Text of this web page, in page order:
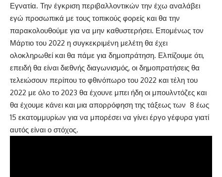
Εγνατία. Την έγκριση περιβαλλοντικών την έχω αναλάβει
εγώ προσωπικά με τους τοπικούς φορείς και θα την
παρακολουθούμε για να μην καθυστερήσει. Επομένως τον
Μάρτιο του 2022 η συγκεκριμένη μελέτη θα έχει
ολοκληρωθεί και θα πάμε για δημοπράτηση. Ελπίζουμε ότι,
επειδή θα είναι διεθνής διαγωνισμός, οι δημοπρατήσεις θα
τελειώσουν περίπου το φθινόπωρο του 2022 και τέλη του
2022 με όλο το 2023 θα έχουνε μπει ήδη οι μπουλντόζες και
θα έχουμε κάνει και μια απορρόφηση της τάξεως των 8 έως
15 εκατομμυρίων για να μπορέσει να γίνει έργο γέφυρα γιατί
αυτός είναι ο στόχος.